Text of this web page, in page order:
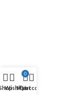
Wishlist
0
Cart
My account